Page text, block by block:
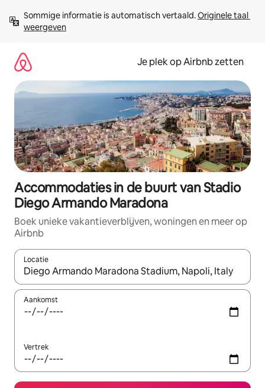
direct
naar
Sommige informatie is automatisch vertaald. Originele taal
weergeven
Je plek op Airbnb zetten
Accommodaties in de buurt van Stadio
Diego Armando Maradona
Boek unieke vakantieverblijven, woningen en meer op
Airbnb
Locatie
Wanneer er resultaten beschikbaar zijn, maak je een keuze
Aankomst
Vertrek